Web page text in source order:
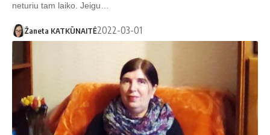
neturiu tam laiko. Jeigu…
Žaneta KATKŪNAITĖ2022-03-01